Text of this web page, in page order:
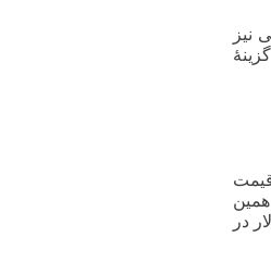
نیز
از ماشین‌ها ۱۲۰۰۰ هزار دلار و قیمت
همین
قیمت ماشین دوم با هزینهٔ ۱۵۰۰۰ هزار دلار در